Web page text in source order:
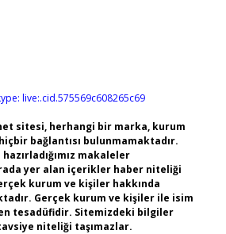
live:.cid.575569c608265c69
sitesi, herhangi bir marka, kurum
bağlantısı bulunmamaktadır.
makaleler
yer alan içerikler haber niteliği
kurum ve kişiler hakkında
Gerçek kurum ve kişiler ile isim
tesadüfidir. Sitemizdeki bilgiler
niteliği taşımazlar.